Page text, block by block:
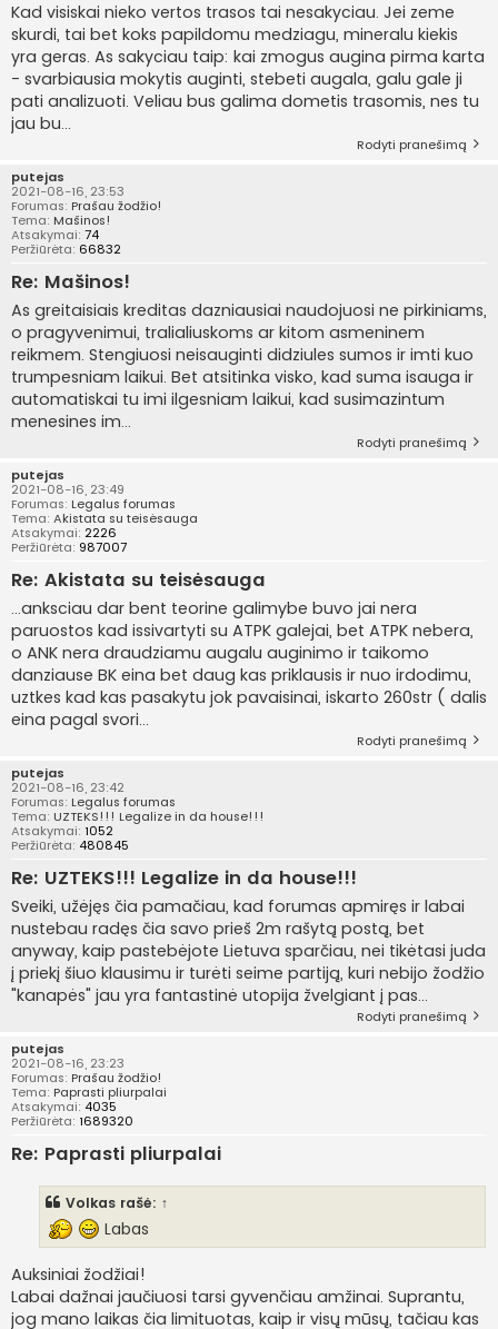
Kad visiskai nieko vertos trasos tai nesakyciau. Jei zeme
skurdi, tai bet koks papildomu medziagu, mineralu kiekis
yra geras. As sakyciau taip: kai zmogus augina pirma karta
- svarbiausia mokytis auginti, stebeti augala, galu gale ji
pati analizuoti. Veliau bus galima dometis trasomis, nes tu
jau bu...
Rodyti pranešimą
putejas
2021-08-16, 23:53
Forumas: Prašau žodžio!
Tema: Mašinos!
Atsakymai: 74
Peržiūrėta: 66832
Re: Mašinos!
As greitaisiais kreditas dazniausiai naudojuosi ne pirkiniams,
o pragyvenimui, tralialiuskoms ar kitom asmeninem
reikmem. Stengiuosi neisauginti didziules sumos ir imti kuo
trumpesniam laikui. Bet atsitinka visko, kad suma isauga ir
automatiskai tu imi ilgesniam laikui, kad susimazintum
menesines im...
Rodyti pranešimą
putejas
2021-08-16, 23:49
Forumas: Legalus forumas
Tema: Akistata su teisėsauga
Atsakymai: 2226
Peržiūrėta: 987007
Re: Akistata su teisėsauga
...anksciau dar bent teorine galimybe buvo jai nera
paruostos kad issivartyti su ATPK galejai, bet ATPK nebera,
o ANK nera draudziamu augalu auginimo ir taikomo
danziause BK eina bet daug kas priklausis ir nuo irdodimu,
uztkes kad kas pasakytu jok pavaisinai, iskarto 260str ( dalis
eina pagal svori...
Rodyti pranešimą
putejas
2021-08-16, 23:42
Forumas: Legalus forumas
Tema: UZTEKS!!! Legalize in da house!!!
Atsakymai: 1052
Peržiūrėta: 480845
Re: UZTEKS!!! Legalize in da house!!!
Sveiki, užėjęs čia pamačiau, kad forumas apmiręs ir labai
nustebau radęs čia savo prieš 2m rašytą postą, bet
anyway, kaip pastebėjote Lietuva sparčiau, nei tikėtasi juda
į priekį šiuo klausimu ir turėti seime partiją, kuri nebijo žodžio
"kanapės" jau yra fantastinė utopija žvelgiant į pas...
Rodyti pranešimą
putejas
2021-08-16, 23:23
Forumas: Prašau žodžio!
Tema: Paprasti pliurpalai
Atsakymai: 4035
Peržiūrėta: 1689320
Re: Paprasti pliurpalai
Volkas rašė: ↑
Labas
Auksiniai žodžiai!
Labai dažnai jaučiuosi tarsi gyvenčiau amžinai. Suprantu,
jog mano laikas čia limituotas, kaip ir visų mūsų, tačiau kas